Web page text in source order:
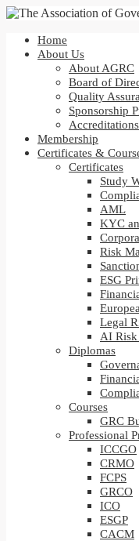
Home
About Us
About AGRC
Board of
Quality
Sponsorship
Accreditations
Membership
Certificates &
Certificates
Study
AML
KYC
Risk
ESG
Legal
AI Risk
Diplomas
Courses
GRC
Professional
ICCGO
CRMO
FCPS
GRCO
ICO
ESGP
CACM